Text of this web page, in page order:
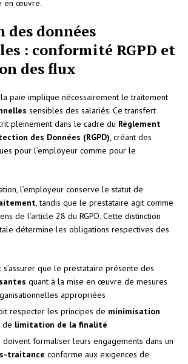
en œuvre.
données
: conformité RGPD et
des flux
la paie implique nécessairement le traitement
sensibles des salariés. Ce transfert
pleinement dans le cadre du Règlement
des Données (RGPD), créant des
pour l’employeur comme pour le
l’employeur conserve le statut de
, tandis que le prestataire agit comme
de l’article 28 du RGPD. Cette distinction
détermine les obligations respectives des
s’assurer que le prestataire présente des
quant à la mise en œuvre de mesures
appropriées
respecter les principes de minimisation
de limitation de la finalité
doivent formaliser leurs engagements dans un
traitance conforme aux exigences de